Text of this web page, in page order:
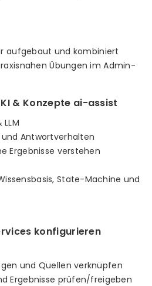
aufgebaut und kombiniert
Übungen im Admin-
& Konzepte ai-assist
Antwortverhalten
Ergebnisse verstehen
State-Machine und
konfigurieren
und Quellen verknüpfen
Ergebnisse prüfen/freigeben